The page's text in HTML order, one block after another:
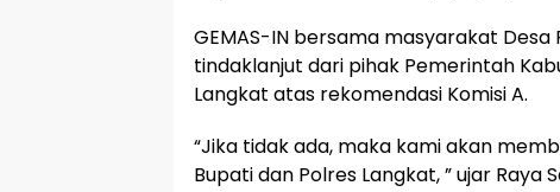
GEMAS-IN bersama masyarakat
tindaklanjut dari pihak Pemerintah
Langkat atas rekomendasi Komisi A.
“Jika tidak ada, maka kami akan
Bupati dan Polres Langkat, ” ujar Raya